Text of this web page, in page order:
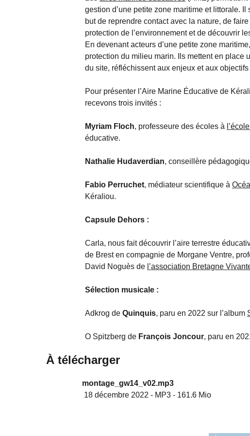
gestion d’une petite zone maritime et littorale.
but de reprendre contact avec la nature, de
protection de l’environnement et de découvrir
En devenant acteurs d’une petite zone
protection du milieu marin. Ils mettent en place
du site, réfléchissent aux enjeux et aux
Pour présenter l’Aire Marine Éducative de
recevons trois invités :
Myriam Floch, professeure des écoles à
éducative.
Nathalie Hudaverdian, conseillère
Fabio Perruchet, médiateur scientifique à
Kéraliou.
Capsule Dehors :
Carla, nous fait découvrir l’aire terrestre
de Brest en compagnie de Morgane Ventre,
David Noguès de l’association Bretagne
Sélection musicale :
Adkrog de Quinquis, paru en 2022 sur l’album
O Spitzberg de François Joncour, paru en
À télécharger
montage_gw14_v02.mp3
18 décembre 2022 - MP3 - 161.6 Mio